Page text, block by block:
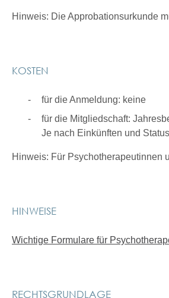
Hinweis: Die Approbationsurkunde
KOSTEN
für die Anmeldung: keine
für die Mitgliedschaft:
Je nach Einkünften und
Hinweis: Für Psychotherapeutinnen
HINWEISE
Wichtige Formulare für
RECHTSGRUNDLAGE